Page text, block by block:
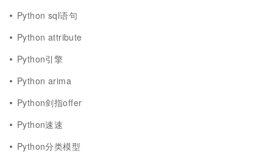
Python sql语句
Python attribute
Python引擎
Python arima
Python剑指offer
Python速速
Python分类模型